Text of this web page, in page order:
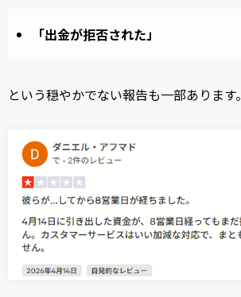
「出金が拒否された」
という穏やかでない報告も一部あります。